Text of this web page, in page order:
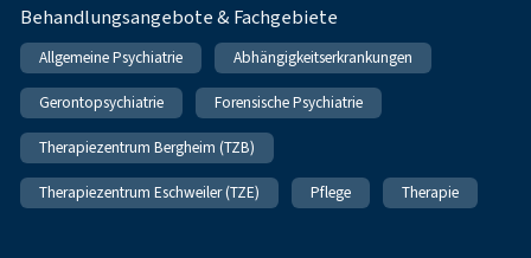
Behandlungsangebote & Fachgebiete
Allgemeine Psychiatrie Abhängigkeitserkrankungen
Gerontopsychiatrie Forensische Psychiatrie
Therapiezentrum Bergheim (TZB)
Therapiezentrum Eschweiler (TZE) Pflege Therapie